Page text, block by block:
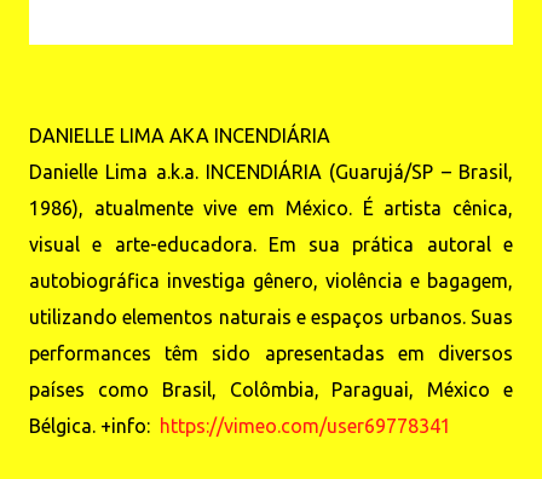
DANIELLE LIMA AKA INCENDIÁRIA
Danielle Lima a.k.a. INCENDIÁRIA (Guarujá/SP – Brasil,
1986), atualmente vive em México. É artista cênica,
visual e arte-educadora. Em sua prática autoral e
autobiográfica investiga gênero, violência e bagagem,
utilizando elementos naturais e espaços urbanos. Suas
performances têm sido apresentadas em diversos
países como Brasil, Colômbia, Paraguai, México e
Bélgica. +info: https://vimeo.com/user69778341